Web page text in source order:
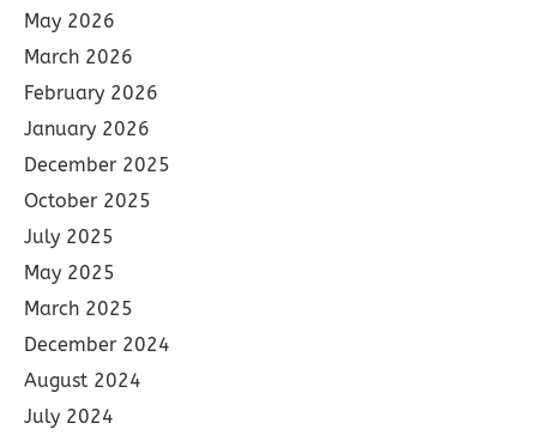
May 2026
March 2026
February 2026
January 2026
December 2025
October 2025
July 2025
May 2025
March 2025
December 2024
August 2024
July 2024